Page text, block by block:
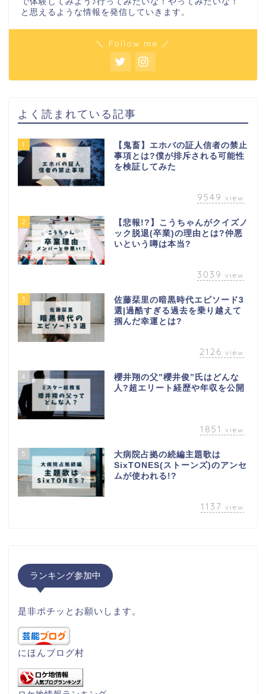
と思えるような情報を発信していきます。
＼ Follow me ／
よく読まれている記事
1
【鬼畜】エホバの証人信者の禁止
事項とは?僕が排斥される可能性
を検証してみた
9549 view
2
【悲報!?】こうちゃんがクイズノ
ック脱退(卒業)の理由とは?仲悪
いという噂は本当?
3039 view
3
佐藤栞里の暗黒時代エピソード3
選|過酷すぎる過去を乗り越えて
掴んだ幸運とは?
2126 view
4
櫻井翔の父”櫻井俊”氏はどんな
人?超エリート経歴や年収を公開
1851 view
5
大病院占拠の続編主題歌は
SixTONES(ストーンズ)のアンセ
ムが使われる!?
1137 view
ランキング参加中
是非ポチッとお願いします。
にほんブログ村